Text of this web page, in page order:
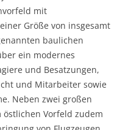
mit
Größe von insgesamt
baulichen
ein modernes
und Besatzungen,
und Mitarbeiter sowie
Neben zwei großen
Vorfeld zudem